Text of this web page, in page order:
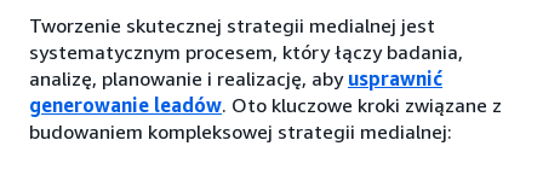
Tworzenie skutecznej strategii medialnej jest
systematycznym procesem, który łączy badania,
analizę, planowanie i realizację, aby usprawnić
generowanie leadów. Oto kluczowe kroki związane z
budowaniem kompleksowej strategii medialnej: